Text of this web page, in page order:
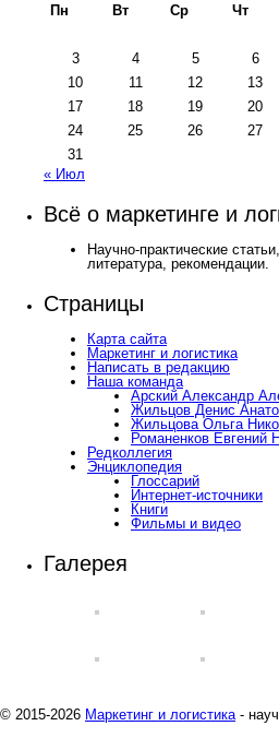
Пн
Вт Ср Чт
3
4 5 6
10
11 12 13
17
18 19 20
24
25 26 27
31
« Июл
Всё о маркетинге и
Научно-практические
литература, рекомендации.
Страницы
Карта сайта
Маркетинг и логистика
Написать в редакцию
Наша команда
Арский Александр
Жильцов Денис
Жильцова Ольга
Романенков Евгений
Редколлегия
Энциклопедия
Глоссарий
Интернет-источники
Книги
Фильмы и видео
Галерея
© 2015-2026 Маркетинг и логистика-